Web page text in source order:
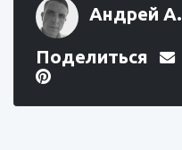
Андрей А.
Поделиться